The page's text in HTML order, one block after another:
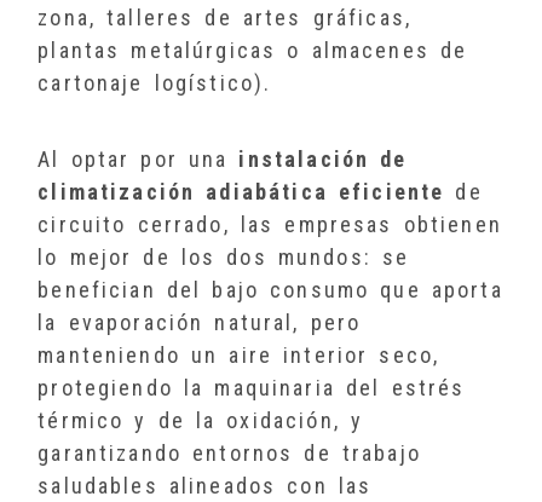
zona, talleres de artes gráficas,
plantas metalúrgicas o almacenes de
cartonaje logístico).
Al optar por una instalación de
climatización adiabática eficiente de
circuito cerrado, las empresas obtienen
lo mejor de los dos mundos: se
benefician del bajo consumo que aporta
la evaporación natural, pero
manteniendo un aire interior seco,
protegiendo la maquinaria del estrés
térmico y de la oxidación, y
garantizando entornos de trabajo
saludables alineados con las